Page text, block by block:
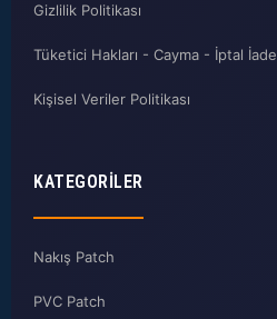
Gizlilik Politikası
Tüketici Hakları - Cayma - İptal İade
Kişisel Veriler Politikası
KATEGORILER
Nakış Patch
PVC Patch